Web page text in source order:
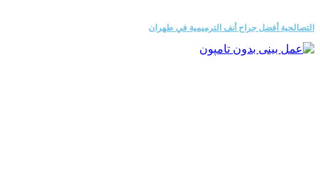
أفضل جراح أنف الترميمية في طهران